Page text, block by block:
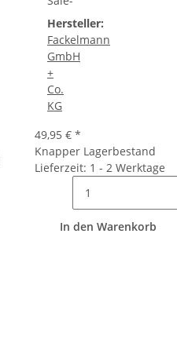
Hersteller:
Fackelmann
GmbH
+
Co.
KG
49,95 € *
Knapper Lagerbestand
Lieferzeit: 1 - 2 Werktage
In den Warenkorb